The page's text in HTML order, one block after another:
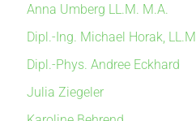
Anna Umberg LL.M. M.A.
Dipl.-Ing. Michael Horak, LL.M.
Dipl.-Phys. Andree Eckhard
Julia Ziegeler